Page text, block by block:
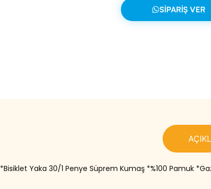
SIPARIŞ VER
*Bisiklet Yaka 30/1 Penye Süprem Kumaş *%100 Pamuk